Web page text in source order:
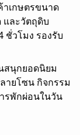
เกษตรขนาด
และวัตถุดิบ
ชั่วโมง รองรับ
สนุกยอดนิยม
ายโซน กิจกรรม
รพักผ่อนในวัน